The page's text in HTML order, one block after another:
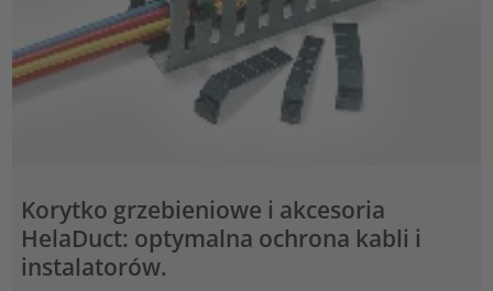
Korytko grzebieniowe i akcesoria
HelaDuct: optymalna ochrona kabli i
instalatorów.